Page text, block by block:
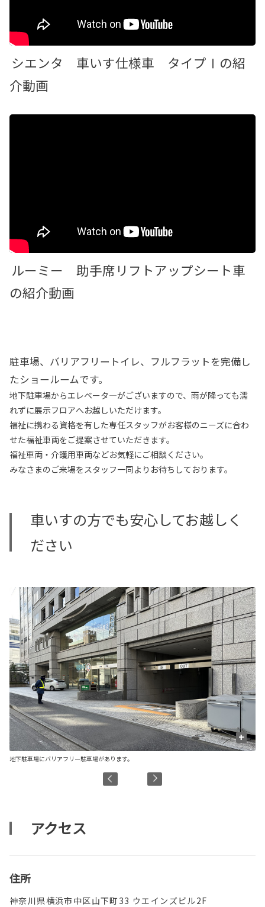
シエンタ 車いす仕様車 タイプⅠの紹
介動画
ルーミー 助手席リフトアップシート車
の紹介動画
駐車場、バリアフリートイレ、フルフラットを完備し
たショールームです。
地下駐車場からエレベータ―がございますので、雨が降っても濡
れずに展示フロアへお越しいただけます。
福祉に携わる資格を有した専任スタッフがお客様のニーズに合わ
せた福祉車両をご提案させていただきます。
福祉車両・介護用車両などお気軽にご相談ください。
みなさまのご来場をスタッフ一同よりお待ちしております。
車いすの方でも安心してお越しく
ださい
+
地下駐車場にバリアフリー駐車場があります。
アクセス
住所
神奈川県横浜市中区山下町33 ウエインズビル2F